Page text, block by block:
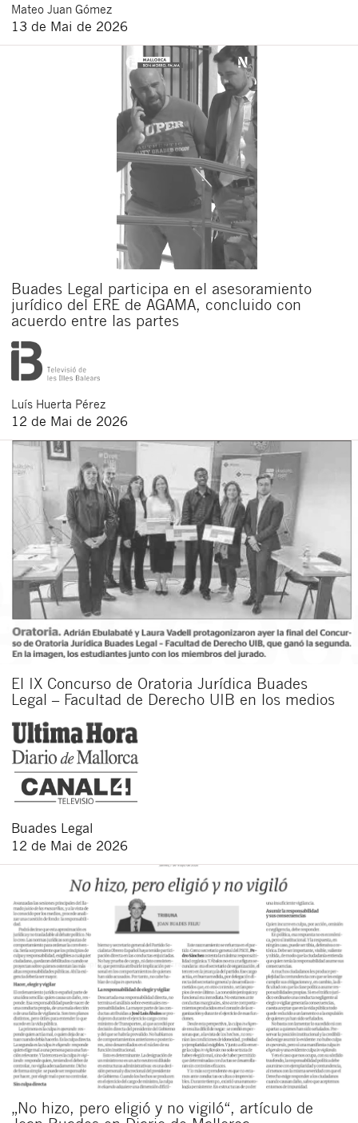
Mateo Juan Gómez
13 de Mai de 2026
Buades Legal participa en el asesoramiento
jurídico del ERE de AGAMA, concluido con
acuerdo entre las partes
Luís Huerta Pérez
12 de Mai de 2026
El IX Concurso de Oratoria Jurídica Buades
Legal – Facultad de Derecho UIB en los medios
Buades Legal
12 de Mai de 2026
„No hizo, pero eligió y no vigiló“, artículo de